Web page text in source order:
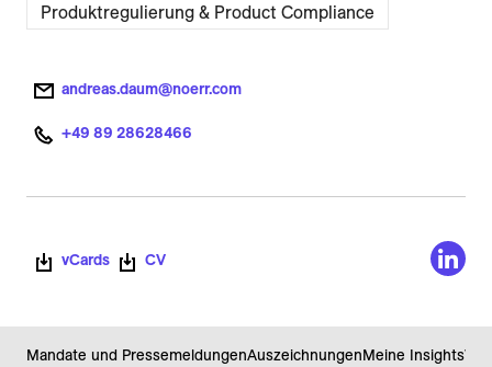
Produktregulierung & Product Compliance
andreas.daum@noerr.com
+49 89 28628466
vCards CV
Mandate und PressemeldungenAuszeichnungenMeine Insights